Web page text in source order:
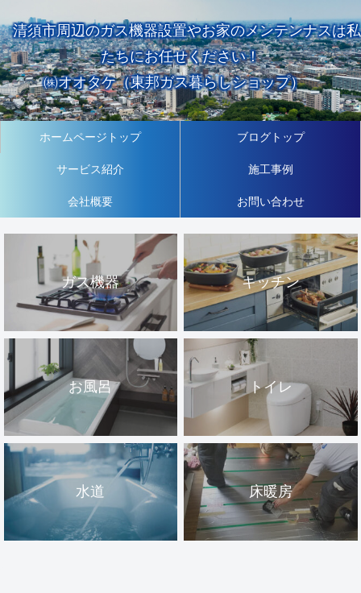
清須市周辺のガス機器設置やお家のメンテンナスは私
たちにお任せください！
㈱オオタケ（東邦ガス暮らしショップ）
ホームページトップ ブログトップ
サービス紹介 施工事例
会社概要 お問い合わせ
ガス機器 キッチン
お風呂 トイレ
水道 床暖房